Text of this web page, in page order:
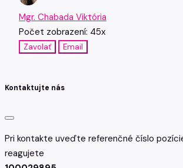
Mgr. Chabada Viktória
Počet zobrazení: 45x
Zavolať Email
Kontaktujte nás
Pri kontakte uveďte referenčné číslo
reagujete